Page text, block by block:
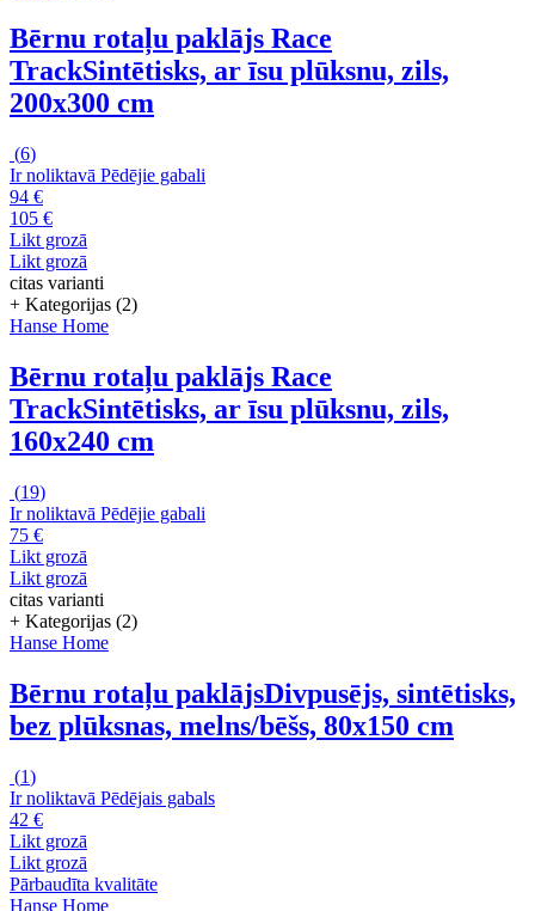
Bērnu rotaļu paklājs Race
TrackSintētisks, ar īsu plūksnu, zils,
200x300 cm
(6)
Ir noliktavā Pēdējie gabali
94 €
105 €
Likt grozā
Likt grozā
citas varianti
+ Kategorijas (2)
Hanse Home
Bērnu rotaļu paklājs Race
TrackSintētisks, ar īsu plūksnu, zils,
160x240 cm
(19)
Ir noliktavā Pēdējie gabali
75 €
Likt grozā
Likt grozā
citas varianti
+ Kategorijas (2)
Hanse Home
Bērnu rotaļu paklājsDivpusējs, sintētisks,
bez plūksnas, melns/bēšs, 80x150 cm
(1)
Ir noliktavā Pēdējais gabals
42 €
Likt grozā
Likt grozā
Pārbaudīta kvalitāte
Hanse Home